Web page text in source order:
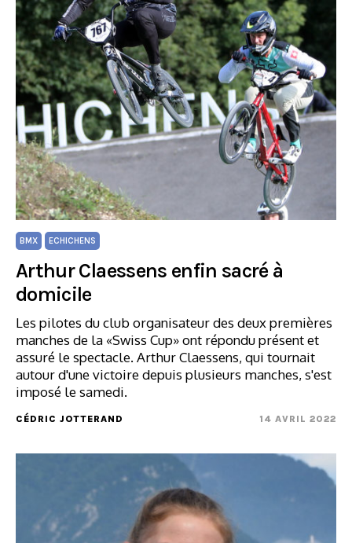
BMX ECHICHENS
Arthur Claessens enfin sacré à
domicile
Les pilotes du club organisateur des deux premières
manches de la «Swiss Cup» ont répondu présent et
assuré le spectacle. Arthur Claessens, qui tournait
autour d'une victoire depuis plusieurs manches, s'est
imposé le samedi.
CÉDRIC JOTTERAND 14 AVRIL 2022